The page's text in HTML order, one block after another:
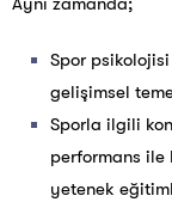
Spor
gelişimsel
Sporla ilgili
performans ile
yetenek